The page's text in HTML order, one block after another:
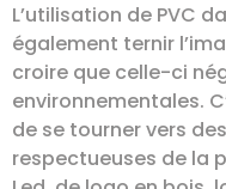
L’utilisation de PVC
également ternir
croire que celle-ci
environnementales.
de se tourner vers
respectueuses de la